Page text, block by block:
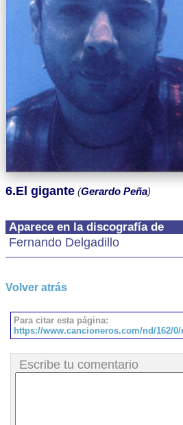
Aparece en la discografía de
Fernando Delgadillo
6.El gigante (Gerardo Peña)
Volver atrás
Para citar esta página:
https://www.cancioneros.com/nd/162/
Escribe tu comentario